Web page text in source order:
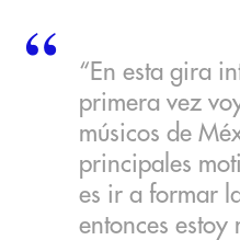
“En esta gira
primera vez
músicos de
principales
es ir a formar
entonces estoy